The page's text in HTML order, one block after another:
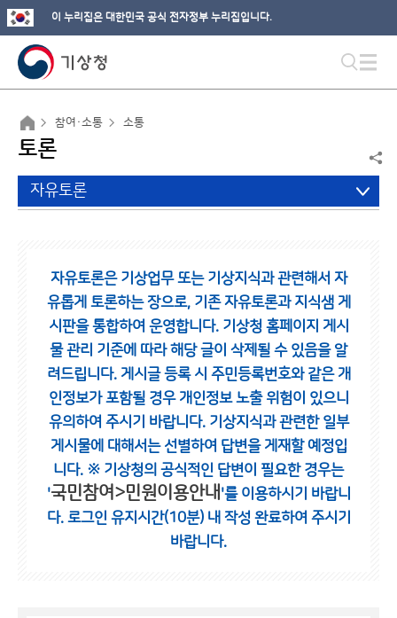
이 누리집은 대한민국 공식 전자정부 누리집입니다.
참여·소통 소통
토론
자유토론
자유토론은 기상업무 또는 기상지식과 관련해서 자
유롭게 토론하는 장으로, 기존 자유토론과 지식샘 게
시판을 통합하여 운영합니다. 기상청 홈페이지 게시
물 관리 기준에 따라 해당 글이 삭제될 수 있음을 알
려드립니다. 게시글 등록 시 주민등록번호와 같은 개
인정보가 포함될 경우 개인정보 노출 위험이 있으니
유의하여 주시기 바랍니다. 기상지식과 관련한 일부
게시물에 대해서는 선별하여 답변을 게재할 예정입
니다. ※ 기상청의 공식적인 답변이 필요한 경우는
'국민참여>민원이용안내 '를 이용하시기 바랍니
다. 로그인 유지시간(10분) 내 작성 완료하여 주시기
바랍니다.